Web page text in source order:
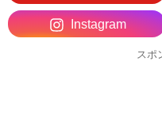
Instagram
スポ